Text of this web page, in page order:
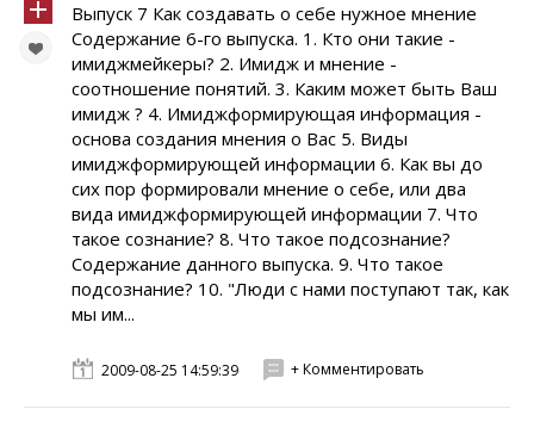
Выпуск 7 Как создавать о себе нужное мнение
Содержание 6-го выпуска. 1. Кто они такие -
имиджмейкеры? 2. Имидж и мнение -
соотношение понятий. 3. Каким может быть Ваш
имидж ? 4. Имиджформирующая информация -
основа создания мнения о Вас 5. Виды
имиджформирующей информации 6. Как вы до
сих пор формировали мнение о себе, или два
вида имиджформирующей информации 7. Что
такое сознание? 8. Что такое подсознание?
Содержание данного выпуска. 9. Что такое
подсознание? 10. "Люди с нами поступают так, как
мы им...
2009-08-25 14:59:39 + Комментировать